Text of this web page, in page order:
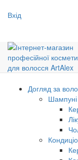
Вхід
Догляд за
Шампуні